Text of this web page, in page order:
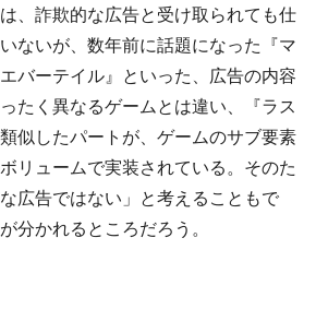
、詐欺的な広告と受け取られても仕
ないが、数年前に話題になった『マ
バーテイル』といった、広告の内容
たく異なるゲームとは違い、『ラス
似したパートが、ゲームのサブ要素
リュームで実装されている。そのた
広告ではない」と考えることもで
分かれるところだろう。